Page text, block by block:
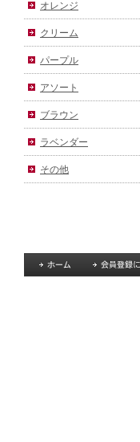
オレンジ
クリーム
パープル
アソート
ブラウン
ラベンダー
その他